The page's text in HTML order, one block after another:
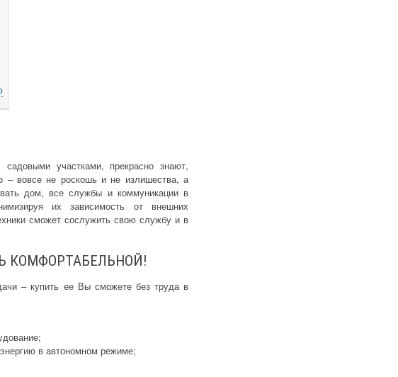
участками, прекрасно знают,
– вовсе не роскошь и не излишества, а
дом, все службы и коммуникации в
их зависимость от внешних
сможет сослужить свою службу и в
КОМФОРТАБЕЛЬНОЙ!
– купить ее Вы сможете без труда в
в автономном режиме;